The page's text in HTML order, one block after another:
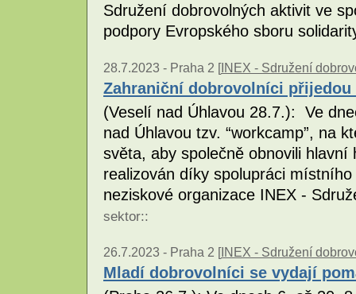
Sdružení dobrovolných aktivit ve
podpory Evropského sboru
28.7.2023 - Praha 2 [INEX - Sdružení
Zahraniční dobrovolníci
(Veselí nad Úhlavou 28.7.): Ve
nad Úhlavou tzv. “workcamp”, na
světa, aby společně obnovili
realizován díky spolupráci
neziskové organizace INEX -
sektor::
26.7.2023 - Praha 2 [INEX - Sdružení
Mladí dobrovolníci se vydají